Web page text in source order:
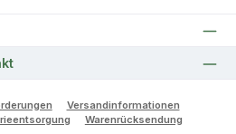
Versandinformationen
Warenrücksendung